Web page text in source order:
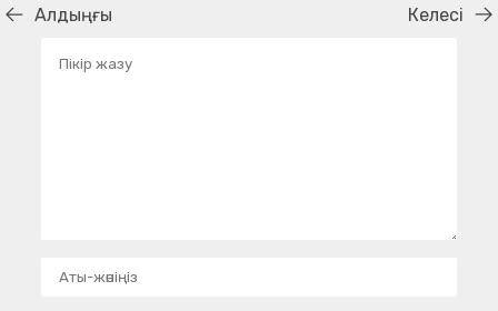
Алдыңғы Келесі